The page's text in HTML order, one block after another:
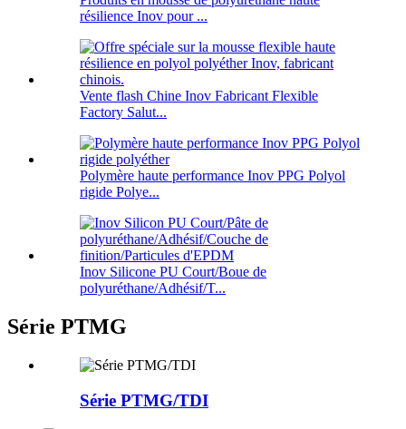
résilience Inov pour ...
Vente flash Chine Inov Fabricant Flexible
Factory Salut...
Polymère haute performance Inov PPG Polyol
rigide Polye...
Inov Silicone PU Court/Boue de
polyuréthane/Adhésif/T...
Série PTMG
Série PTMG/TDI